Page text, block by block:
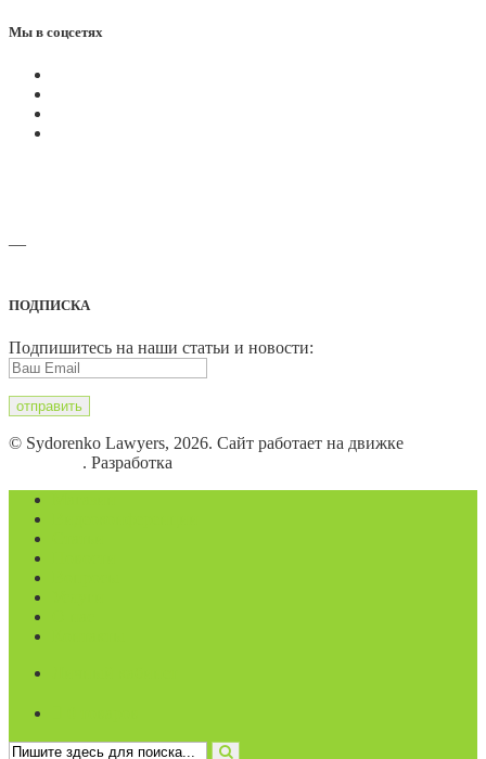
Мы в соцсетях
—
ПОДПИСКА
Подпишитесь на наши статьи и новости:
© Sydorenko Lawyers, 2026. Сайт работает на движке
. Разработка